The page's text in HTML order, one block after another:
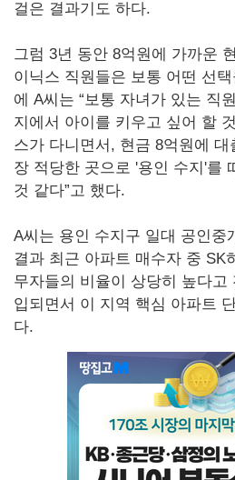
걸은 결과기도 하다.
그럼 3년 동안 8억원에 가까운
이닉스 직원들은 보통 어떤 선
에 A씨는 “보통 자녀가 있는 직
지에서 아이를 키우고 싶어 할
스가 다니면서, 현금 8억원에
장 적당한 곳으로 '용인 수지'를
것 같다”고 했다.
A씨는 용인 수지구 일대 공인중
결과 최근 아파트 매수자 중 SK
무자들의 비율이 상당히 높다고
입되면서 이 지역 핵심 아파트
다.